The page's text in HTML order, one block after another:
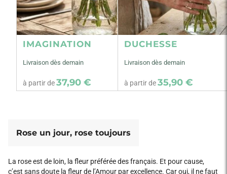
IMAGINATION
Livraison dès demain
à partir de37,90 €
DUCHESSE
Livraison dès demain
à partir de35,90 €
Rose un jour, rose toujours
La rose est de loin, la fleur préférée des français. Et pour cause,
c’est sans doute la fleur de l’Amour par excellence. Car oui, il ne faut